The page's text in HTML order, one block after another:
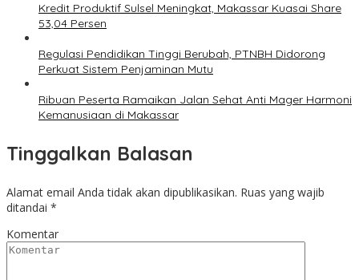
Kredit Produktif Sulsel Meningkat, Makassar Kuasai Share
53,04 Persen
Regulasi Pendidikan Tinggi Berubah, PTNBH Didorong
Perkuat Sistem Penjaminan Mutu
Ribuan Peserta Ramaikan Jalan Sehat Anti Mager Harmoni
Kemanusiaan di Makassar
Tinggalkan Balasan
Alamat email Anda tidak akan dipublikasikan. Ruas yang wajib
ditandai *
Komentar